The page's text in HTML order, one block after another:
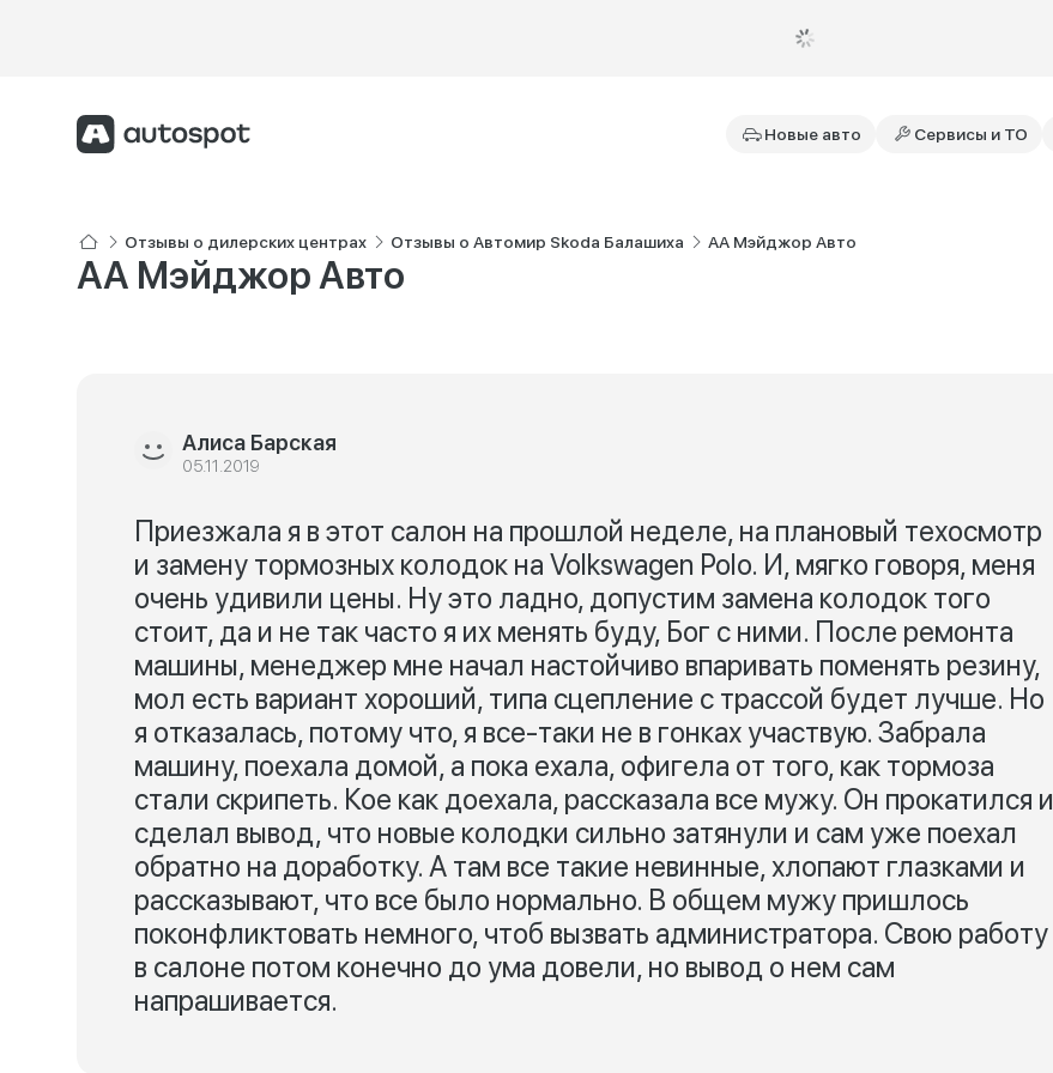
Новые авто Сервисы и ТО
Отзывы о дилерских центрах Отзывы о Автомир Skoda Балашиха АА Мэйджор Авто
АА Мэйджор Авто
Алиса Барская
05.11.2019
Приезжала я в этот салон на прошлой неделе, на плановый техосмотр
и замену тормозных колодок на Volkswagen Polo. И, мягко говоря, меня
очень удивили цены. Ну это ладно, допустим замена колодок того
стоит, да и не так часто я их менять буду, Бог с ними. После ремонта
машины, менеджер мне начал настойчиво впаривать поменять резину,
мол есть вариант хороший, типа сцепление с трассой будет лучше. Но
я отказалась, потому что, я все-таки не в гонках участвую. Забрала
машину, поехала домой, а пока ехала, офигела от того, как тормоза
стали скрипеть. Кое как доехала, рассказала все мужу. Он прокатился и
сделал вывод, что новые колодки сильно затянули и сам уже поехал
обратно на доработку. А там все такие невинные, хлопают глазками и
рассказывают, что все было нормально. В общем мужу пришлось
поконфликтовать немного, чтоб вызвать администратора. Свою работу
в салоне потом конечно до ума довели, но вывод о нем сам
напрашивается.